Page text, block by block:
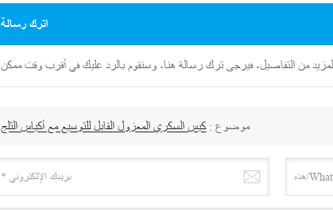
اترك رسالة
موضوع :كيس السكري المعزول القابل للتوسيع مع أكياس الثلج